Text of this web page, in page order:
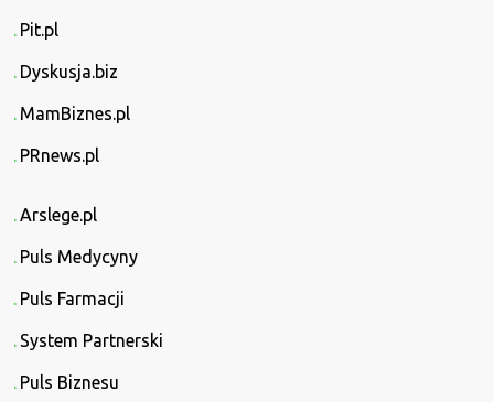
Pit.pl
Dyskusja.biz
MamBiznes.pl
PRnews.pl
Arslege.pl
Puls Medycyny
Puls Farmacji
System Partnerski
Puls Biznesu